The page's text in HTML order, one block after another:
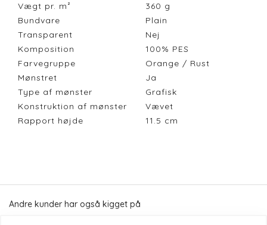
Vægt pr. m²
360 g
Bundvare
Plain
Transparent
Nej
Komposition
100% PES
Farvegruppe
Orange / Rust
Mønstret
Ja
Type af mønster
Grafisk
Konstruktion af mønster
Vævet
Rapport højde
11.5 cm
Andre kunder har også kigget på